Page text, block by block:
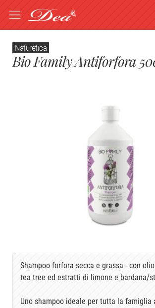
Naturetica
Bio Family Antiforfora
Shampoo forfora secca e grassa - con
tea tree ed estratti di limone e bardana/
Uno shampoo ideale per tutta la famiglia